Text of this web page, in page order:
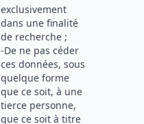
exclusivement
dans une finalité
de recherche ;
-De ne pas céder
ces données, sous
quelque forme
que ce soit, à une
tierce personne,
que ce soit à titre